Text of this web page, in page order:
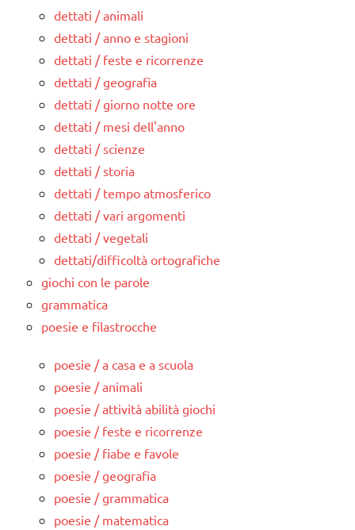
dettati / animali
dettati / anno e stagioni
dettati / feste e ricorrenze
dettati / geografia
dettati / giorno notte ore
dettati / mesi dell'anno
dettati / scienze
dettati / storia
dettati / tempo atmosferico
dettati / vari argomenti
dettati / vegetali
dettati/difficoltà ortografiche
giochi con le parole
grammatica
poesie e filastrocche
poesie / a casa e a scuola
poesie / animali
poesie / attività abilità giochi
poesie / feste e ricorrenze
poesie / fiabe e favole
poesie / geografia
poesie / grammatica
poesie / matematica